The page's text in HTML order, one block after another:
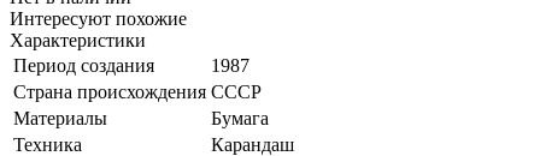
Интересуют похожие
Характеристики
Период создания
1987
Страна происхождения СССР
Материалы
Бумага
Техника
Карандаш